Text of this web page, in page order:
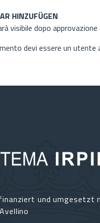
HINZUFÜGEN
visibile dopo approvazione
devi essere un
und umgesetzt